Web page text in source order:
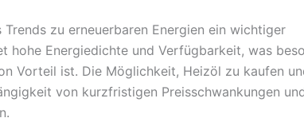
zu erneuerbaren Energien ein wichtiger
hohe Energiedichte und Verfügbarkeit, was
Vorteil ist. Die Möglichkeit, Heizöl zu kaufen
von kurzfristigen Preisschwankungen